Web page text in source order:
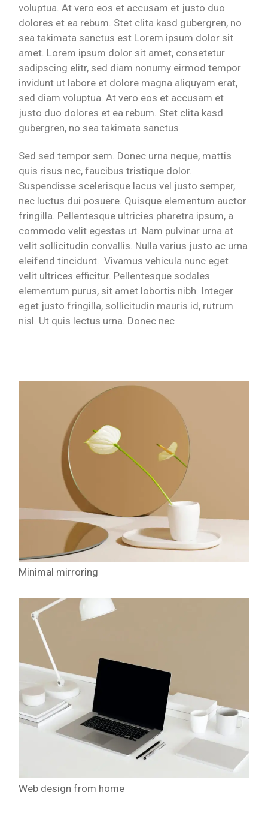
voluptua. At vero eos et accusam et justo duo
dolores et ea rebum. Stet clita kasd gubergren, no
sea takimata sanctus est Lorem ipsum dolor sit
amet. Lorem ipsum dolor sit amet, consetetur
sadipscing elitr, sed diam nonumy eirmod tempor
invidunt ut labore et dolore magna aliquyam erat,
sed diam voluptua. At vero eos et accusam et
justo duo dolores et ea rebum. Stet clita kasd
gubergren, no sea takimata sanctus
Sed sed tempor sem. Donec urna neque, mattis
quis risus nec, faucibus tristique dolor.
Suspendisse scelerisque lacus vel justo semper,
nec luctus dui posuere. Quisque elementum auctor
fringilla. Pellentesque ultricies pharetra ipsum, a
commodo velit egestas ut. Nam pulvinar urna at
velit sollicitudin convallis. Nulla varius justo ac urna
eleifend tincidunt. Vivamus vehicula nunc eget
velit ultrices efficitur. Pellentesque sodales
elementum purus, sit amet lobortis nibh. Integer
eget justo fringilla, sollicitudin mauris id, rutrum
nisl. Ut quis lectus urna. Donec nec
Minimal mirroring
Web design from home